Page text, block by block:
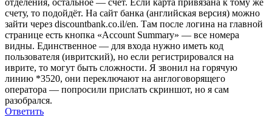
счету, то подойдёт. На сайт банка (английская версия) можно
зайти через discountbank.co.il/en. Там после логина на главной
странице есть кнопка «Account Summary» — все номера
видны. Единственное — для входа нужно иметь код
пользователя (ивритский), но если регистрировался на
иврите, то могут быть сложности. Я звонил на горячую
линию *3520, они переключают на англоговорящего
оператора — попросили прислать скриншот, но я сам
разобрался.
Ответить